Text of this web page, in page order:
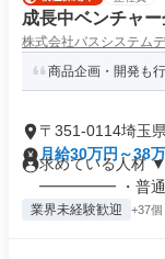
成長中ベンチャ
株式会社バスシステム
商品企画・開発も
〒351-0114埼玉
月給30万円～38
求めている
━━━━━ ・普通
業界未経験歓迎 +37個